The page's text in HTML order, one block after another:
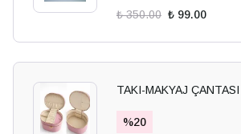
₺ 350.00 ₺ 99.00
TAKI-MAKYAJ ÇANTASI
%20